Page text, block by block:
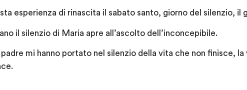
esperienza di rinascita il sabato santo, giorno del silenzio, il
il silenzio di Maria apre all’ascolto dell’inconcepibile.
mi hanno portato nel silenzio della vita che non finisce, la